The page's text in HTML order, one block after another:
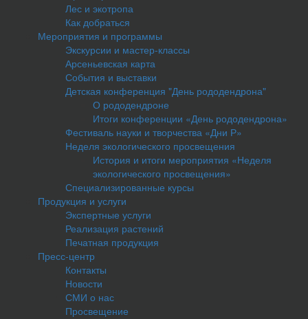
Лес и экотропа
Как добраться
Мероприятия и программы
Экскурсии и мастер-классы
Арсеньевская карта
События и выставки
Детская конференция "День рододендрона"
О рододендроне
Итоги конференции «День рододендрона»
Фестиваль науки и творчества «Дни Р»
Неделя экологического просвещения
История и итоги мероприятия «Неделя
экологического просвещения»
Специализированные курсы
Продукция и услуги
Экспертные услуги
Реализация растений
Печатная продукция
Пресс-центр
Контакты
Новости
СМИ о нас
Просвещение